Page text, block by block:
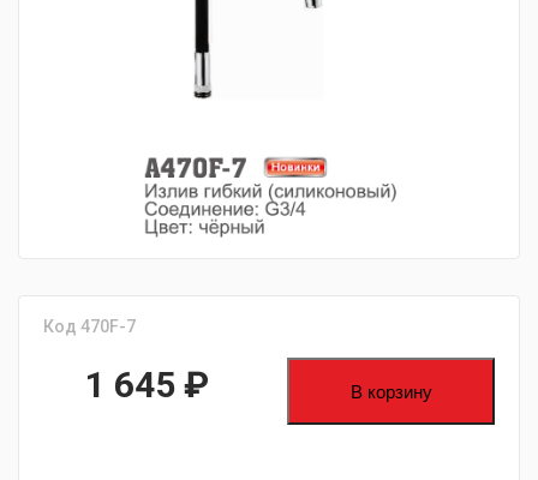
Код 470F-7
1 645 ₽ В корзину